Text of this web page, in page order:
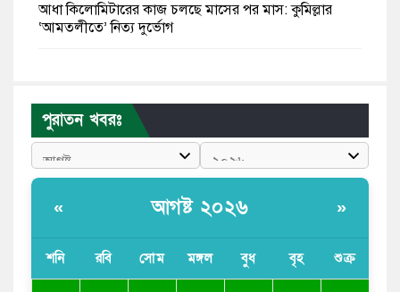
আধা কিলোমিটারের কাজ চলছে মাসের পর মাস: কুমিল্লার
‘আমতলীতে’ নিত্য দুর্ভোগ
পুলিশকে পিটিয়ে রক্তাক্ত করেছি এ দৃশ্য কি আপনারা দেখেননি:
এনসিপি নেতা
সরকার
পুরাতন খবরঃ
« আগষ্ট ২০২৬ »
শনি রবি সোম মঙ্গল বুধ বৃহ শুক্র